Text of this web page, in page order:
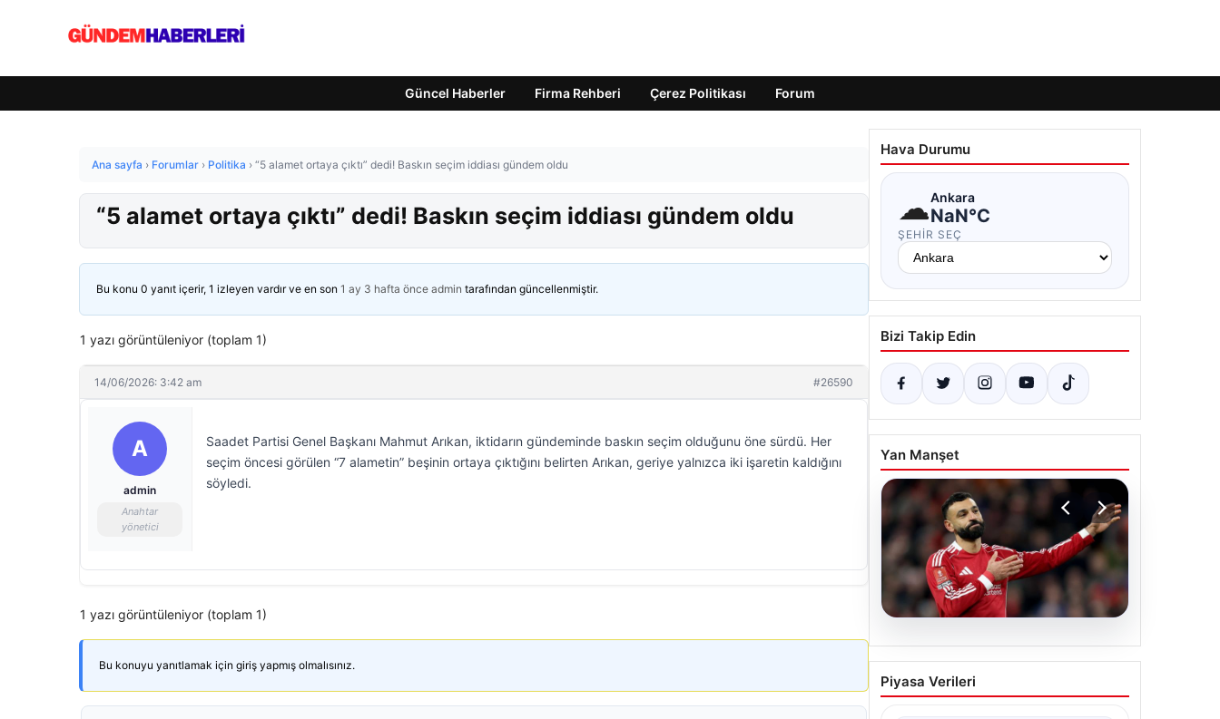
Güncel Haberler Firma Rehberi Çerez Politikası Forum
Ana sayfa › Forumlar › Politika › “5 alamet ortaya çıktı” dedi! Baskın seçim iddiası gündem oldu
“5 alamet ortaya çıktı” dedi! Baskın seçim iddiası gündem oldu
Bu konu 0 yanıt içerir, 1 izleyen vardır ve en son 1 ay 3 hafta önce admin tarafından güncellenmiştir.
1 yazı görüntüleniyor (toplam 1)
14/06/2026: 3:42 am #26590
A
admin
Anahtar
yönetici
Saadet Partisi Genel Başkanı Mahmut Arıkan, iktidarın gündeminde baskın seçim olduğunu öne sürdü. Her
seçim öncesi görülen “7 alametin” beşinin ortaya çıktığını belirten Arıkan, geriye yalnızca iki işaretin kaldığını
söyledi.
1 yazı görüntüleniyor (toplam 1)
Bu konuyu yanıtlamak için giriş yapmış olmalısınız.
Hava Durumu
☁Ankara
NaN°C
ŞEHIR SEÇ
Bizi Takip Edin
Yan Manşet
05.08.2026
Beşiktaş’tan Mohamed
Salah sonrası dev hamle!
Piyasa Verileri